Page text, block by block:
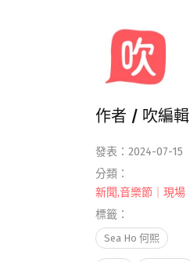
作者 / 吹編輯
發表：2024-07-15
分類：
新聞,音樂節｜現場
標籤：
Sea Ho 何熙